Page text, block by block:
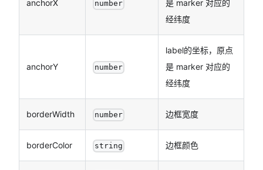
anchorX number
是 marker 对应的
经纬度
anchorY number
label的坐标，原点
是 marker 对应的
经纬度
borderWidth number 边框宽度
borderColor string 边框颜色